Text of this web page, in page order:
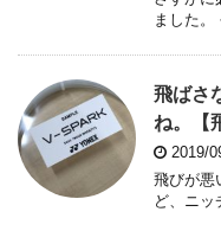
ました
飛ばさ
ね。【
2019/
飛びが悪
ど、ニッ